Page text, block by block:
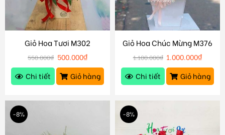
Giỏ Hoa Tươi M302
550.000₫ 500.000₫
Chi tiết
Giỏ hàng
Giỏ Hoa Chúc Mừng M376
1.100.000₫ 1.000.000₫
Chi tiết
Giỏ hàng
-8% -8%